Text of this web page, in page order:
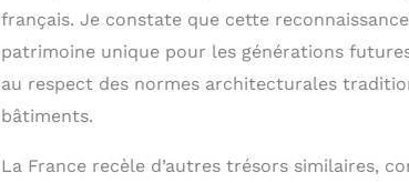
français. Je constate que cette
patrimoine unique pour les générations
au respect des normes architecturales
bâtiments.
La France recèle d’autres trésors similaires,